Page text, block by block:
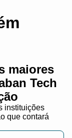
maiores
Tech
instituições
que contará